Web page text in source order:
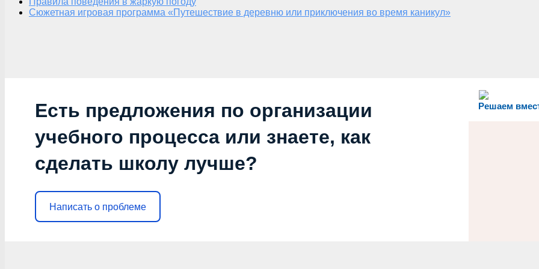
Сюжетная игровая программа «Путешествие в деревню или приключения во время каникул»
Решаем
Есть предложения по организации
учебного процесса или знаете, как
сделать школу лучше?
Написать о проблеме